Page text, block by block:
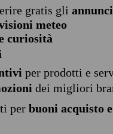
gratis gli annunci
meteo
curiosità
per prodotti e
dei migliori
per buoni acquisto